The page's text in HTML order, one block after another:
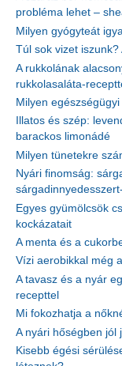
probléma lehet –
Milyen gyógyteát
Túl sok vizet
A rukkolának
rukkolasaláta-
Milyen
Illatos és szép:
barackos limonádé
Milyen tünetekre
Nyári finomság:
Egyes gyümölcsök
kockázatait
A menta és a
Vízi aerobikkal még
A tavasz és a nyár
recepttel
Mi fokozhatja a
A nyári hőségben jól
Kisebb égési